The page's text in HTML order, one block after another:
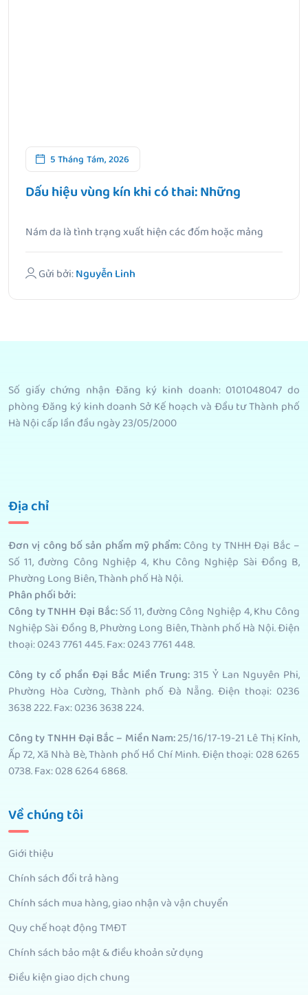
5 Tháng Tám, 2026
Dấu hiệu vùng kín khi có thai: Những
Nám da là tình trạng xuất hiện các đốm hoặc mảng
màu.
Gửi bởi:Nguyễn Linh
Số giấy chứng nhận Đăng ký kinh doanh: 0101048047 do
phòng Đăng ký kinh doanh Sở Kế hoạch và Đầu tư Thành phố
Hà Nội cấp lần đầu ngày 23/05/2000
Địa chỉ
Đơn vị công bố sản phẩm mỹ phẩm: Công ty TNHH Đại Bắc –
Số 11, đường Công Nghiệp 4, Khu Công Nghiệp Sài Đồng B,
Phường Long Biên, Thành phố Hà Nội.
Phân phối bởi:
Công ty TNHH Đại Bắc:Số 11, đường Công Nghiệp 4, Khu Công
Nghiệp Sài Đồng B, Phường Long Biên, Thành phố Hà Nội. Điện
thoại: 0243 7761 445. Fax: 0243 7761 448.
Công ty cổ phần Đại Bắc Miền Trung: 315 Ỷ Lan Nguyên Phi,
Phường Hòa Cường, Thành phố Đà Nẵng. Điện thoại: 0236
3638 222. Fax: 0236 3638 224.
Công ty TNHH Đại Bắc – Miền Nam:25/16/17-19-21 Lê Thị Kỉnh,
Ấp 72, Xã Nhà Bè, Thành phố Hồ Chí Minh. Điện thoại: 028 6265
0738. Fax: 028 6264 6868.
Về chúng tôi
Giới thiệu
Chính sách đổi trả hàng
Chính sách mua hàng, giao nhận và vận chuyển
Quy chế hoạt động TMĐT
Chính sách bảo mật & điều khoản sử dụng
Điều kiện giao dịch chung